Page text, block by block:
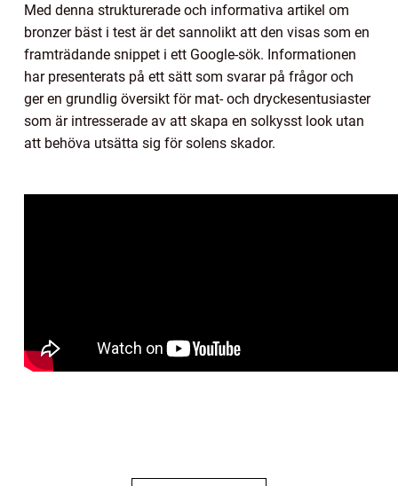
Med denna strukturerade och informativa artikel om
bronzer bäst i test är det sannolikt att den visas som en
framträdande snippet i ett Google-sök. Informationen
har presenterats på ett sätt som svarar på frågor och
ger en grundlig översikt för mat- och dryckesentusiaster
som är intresserade av att skapa en solkysst look utan
att behöva utsätta sig för solens skador.